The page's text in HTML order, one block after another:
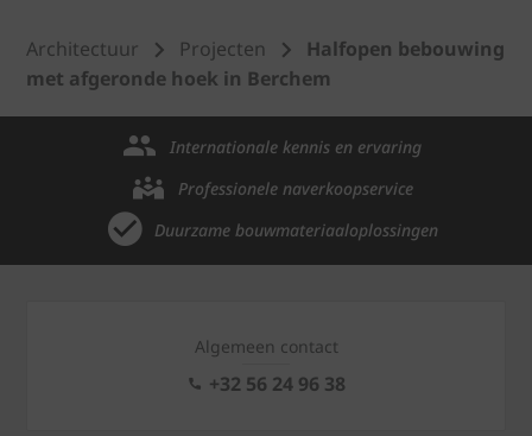
Architectuur Projecten
Halfopen bebouwing
met afgeronde hoek in Berchem
Internationale kennis en ervaring
Professionele naverkoopservice
Duurzame bouwmateriaaloplossingen
Algemeen contact
+32 56 24 96 38